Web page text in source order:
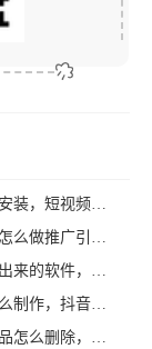
短视频软件下载？
外包的微信搜一搜服务有哪些？
音是哪年出来的软件啊？
音模板怎么制作上传？
音里的作品怎么删除掉？